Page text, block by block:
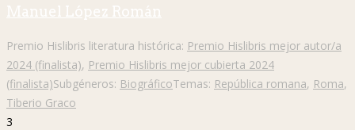
Manuel López Román
Premio Hislibris literatura histórica: Premio Hislibris mejor autor/a
2024 (finalista), Premio Hislibris mejor cubierta 2024
(finalista)Subgéneros: BiográficoTemas: República romana, Roma,
Tiberio Graco
3